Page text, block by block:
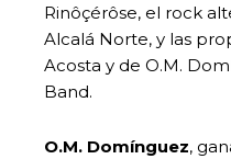
Rinôçérôse, el rock
Alcalá Norte, y las
Acosta y de O.M.
Band.
O.M. Domínguez,